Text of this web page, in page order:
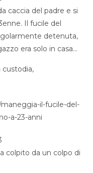
caccia del padre e si
Il fucile del
detenuta,
era solo in casa…
custodia,
il-fucile-del-
a-23-anni
colpito da un colpo di